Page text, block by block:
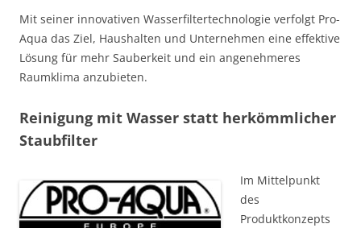
Mit seiner innovativen Wasserfiltertechnologie verfolgt Pro-
Aqua das Ziel, Haushalten und Unternehmen eine effektive
Lösung für mehr Sauberkeit und ein angenehmeres
Raumklima anzubieten.
Reinigung mit Wasser statt herkömmlicher
Staubfilter
Im Mittelpunkt
des
Produktkonzepts